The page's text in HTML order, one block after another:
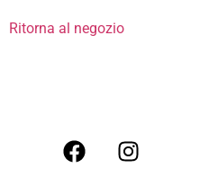
Ritorna al negozio